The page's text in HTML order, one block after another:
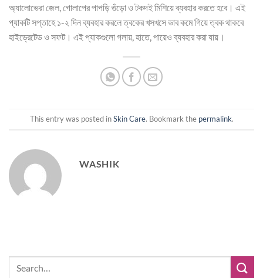
অ্যালোভেরা জেল, গোলাপের পাপড়ি গুঁড়ো ও টকদই মিশিয়ে ব্যবহার করতে হবে। এই
প্যাকটি সপ্তাহে ১-২ দিন ব্যবহার করলে ত্বকের খসখসে ভাব কমে গিয়ে ত্বক থাকবে
হাইড্রেটেড ও সফট। এই প্যাকগুলো গলায়, হাতে, পায়েও ব্যবহার করা যায়।
This entry was posted inSkin Care. Bookmark the permalink.
WASHIK